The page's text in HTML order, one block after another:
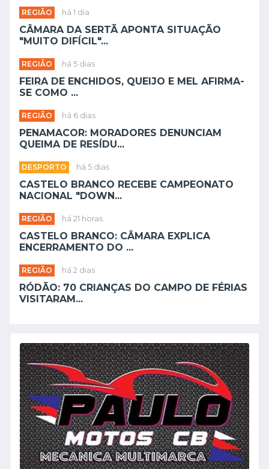
REGIÃO há 1 dia
CÂMARA DA SERTÃ APONTA SITUAÇÃO
"MUITO DIFÍCIL"...
REGIÃO há 5 dias
FEIRA DE ENCHIDOS, QUEIJO E MEL AFIRMA-
SE COMO ...
REGIÃO há 6 dias
PENAMACOR: MORADORES DENUNCIAM
QUEIMA DE RESÍDU...
DESPORTO há 5 dias
CASTELO BRANCO RECEBE CAMPEONATO
NACIONAL "DOWN...
REGIÃO há 21 horas
CASTELO BRANCO: CÂMARA EXPLICA
ENCERRAMENTO DO ...
REGIÃO há 2 dias
RÓDÃO: 70 CRIANÇAS DO CAMPO DE FÉRIAS
VISITARAM...